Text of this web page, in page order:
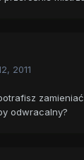
2011
odwracalny?